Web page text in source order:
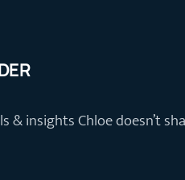
& insights Chloe doesn’t